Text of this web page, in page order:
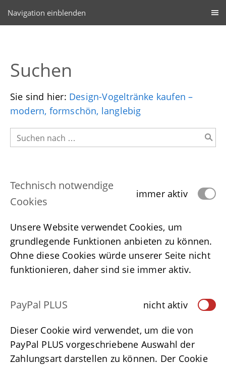
Navigation einblenden
Suchen
Sie sind hier: Design-Vogeltränke kaufen –
modern, formschön, langlebig
Technisch notwendige
Cookies
immer aktiv
Unsere Website verwendet Cookies, um
grundlegende Funktionen anbieten zu können.
Ohne diese Cookies würde unserer Seite nicht
funktionieren, daher sind sie immer aktiv.
PayPal PLUS nicht aktiv
Dieser Cookie wird verwendet, um die von
PayPal PLUS vorgeschriebene Auswahl der
Zahlungsart darstellen zu können. Der Cookie